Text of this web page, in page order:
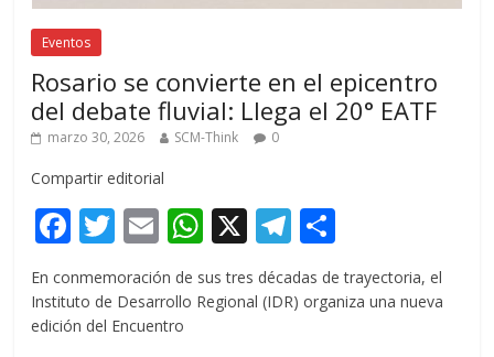
Eventos
Rosario se convierte en el epicentro
del debate fluvial: Llega el 20° EATF
marzo 30, 2026 SCM-Think 0
Compartir editorial
F
e
b
T
itt
er
E
m
ai
l
W
at
X T
el
e
o
m
En conmemoración de sus tres décadas de trayectoria, el
Instituto de Desarrollo Regional (IDR) organiza una nueva
edición del Encuentro